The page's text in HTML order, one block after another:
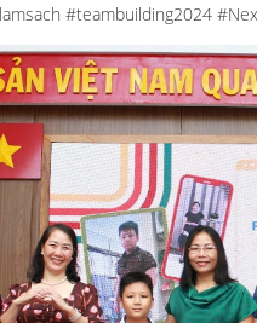
#teambuilding2024